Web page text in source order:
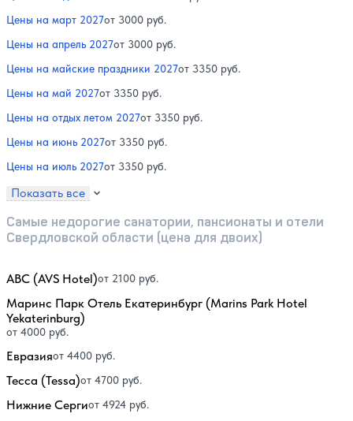
Цены на март 2027от 3000 руб.
Цены на апрель 2027от 3000 руб.
Цены на майские праздники 2027от 3350 руб.
Цены на май 2027от 3350 руб.
Цены на отдых летом 2027от 3350 руб.
Цены на июнь 2027от 3350 руб.
Цены на июль 2027от 3350 руб.
Показать все
Самые недорогие санатории, пансионаты и отели
Свердловской области (цена для двоих)
АВС (AVS Hotel)от 2100 руб.
Маринс Парк Отель Екатеринбург (Marins Park Hotel
Yekaterinburg)
от 4000 руб.
Евразияот 4400 руб.
Тесса (Tessa)от 4700 руб.
Нижние Сергиот 4924 руб.